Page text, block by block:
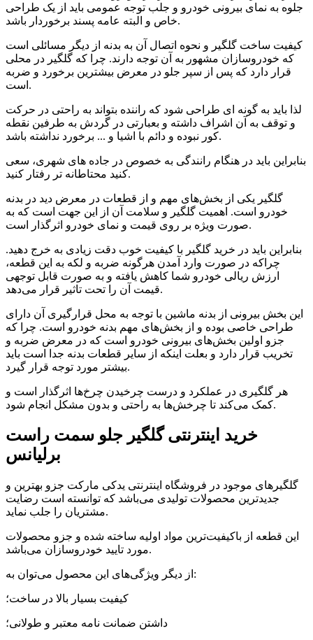
جلوه به نمای بیرونی خودرو و جلب توجه عمومی باید از یک طراحی
خاص و البته عامه پسند برخوردار باشد.
کیفیت ساخت گلگیر و نحوه اتصال آن به بدنه از دیگر مسائلی است
که خودروسازان مشهور به آن توجه دارند. چرا که گلگیر در محلی
قرار دارد که پس از سپر جلو در معرض بیشترین برخورد و ضربه
است.
لذا باید به گونه ای طراحی شود که راننده بتواند به راحتی در حرکت
و توقف به آن اشراف داشته و بعبارتی در گردش به طرفین نقطه
کور نبوده و دائم با اشیا و ... برخورد نداشته باشد.
بنابراین باید در هنگام رانندگی به خصوص در جاده های شهری، سعی
کنید محتاطانه تر رفتار کنید.
گلگیر یکی از بخش‌های مهم و از قطعات در معرض دید در بدنه
خودرو است. اهمیت گلگیر و سلامت آن از این جهت است که به
صورت ویژه بر روی قیمت و نمای خودرو اثرگذار است.
بنابراین باید در خرید گلگیر با کیفیت خوب دقت زیادی به خرج دهید.
چراکه در صورت وارد آمدن هرگونه ضربه و لکه به این قطعه،
ارزش ریالی خودرو شما کاهش یافته و به صورت قابل توجهی
قیمت آن را تحت تاثیر قرار می‌دهد.
این بخش بیرونی از بدنه ماشین با توجه به محل قرارگیری آن دارای
طراحی خاصی بوده و از بخش‌های مهم بدنه خودرو است. چرا که
جزو اولین بخش‌های بیرونی خودرو است که در معرض ضربه و
تخریب قرار دارد و بعلت اینکه از سایر قطعات بدنه جدا است باید
بیشتر مورد توجه قرار گیرد.
هر گلگیری در عملکرد و درست چرخیدن چرخ‌ها اثرگذار است و
کمک می‌کند تا چرخش‌ها به راحتی و بدون مشکل انجام شود.
خرید اینترنتی گلگیر جلو سمت راست
برلیانس
گلگیرهای موجود در فروشگاه اینترنتی یدکی مارکت جزو بهترین و
جدیدترین محصولات تولیدی می‌باشد که توانسته است رضایت
مشتریان را جلب نماید.
این قطعه از باکیفیت‌ترین مواد اولیه ساخته شده و جزو محصولات
مورد تایید خودروسازان می‌باشد.
از دیگر ویژگی‌های این محصول می‌توان به:
کیفیت بسیار بالا در ساخت؛
داشتن ضمانت نامه معتبر و طولانی؛